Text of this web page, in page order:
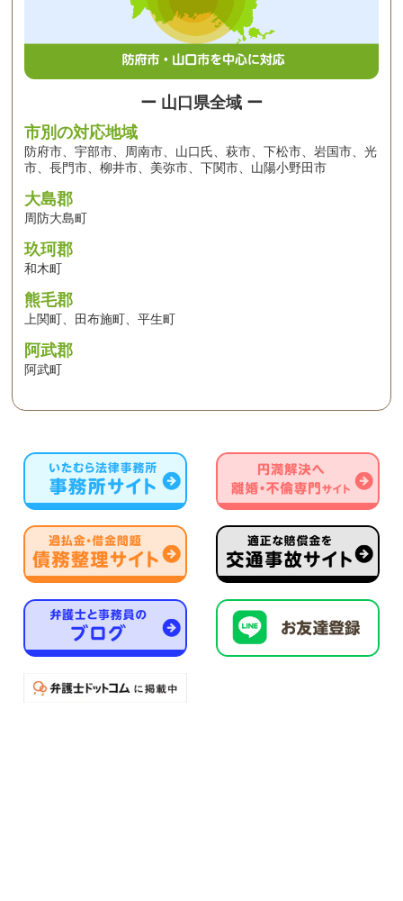
ー 山口県全域 ー
市別の対応地域
防府市、宇部市、周南市、山口氏、萩市、下松市、岩国市、光
市、長門市、柳井市、美弥市、下関市、山陽小野田市
大島郡
周防大島町
玖珂郡
和木町
熊毛郡
上関町、田布施町、平生町
阿武郡
阿武町